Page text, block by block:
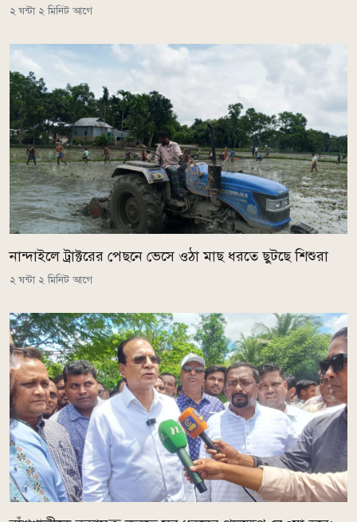
২ ঘন্টা ২ মিনিট আগে
নান্দাইলে ট্রাক্টরের পেছনে ভেসে ওঠা মাছ ধরতে ছুটছে শিশুরা
২ ঘন্টা ২ মিনিট আগে